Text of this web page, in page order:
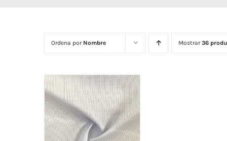
Ordena por Nombre Mostrar36